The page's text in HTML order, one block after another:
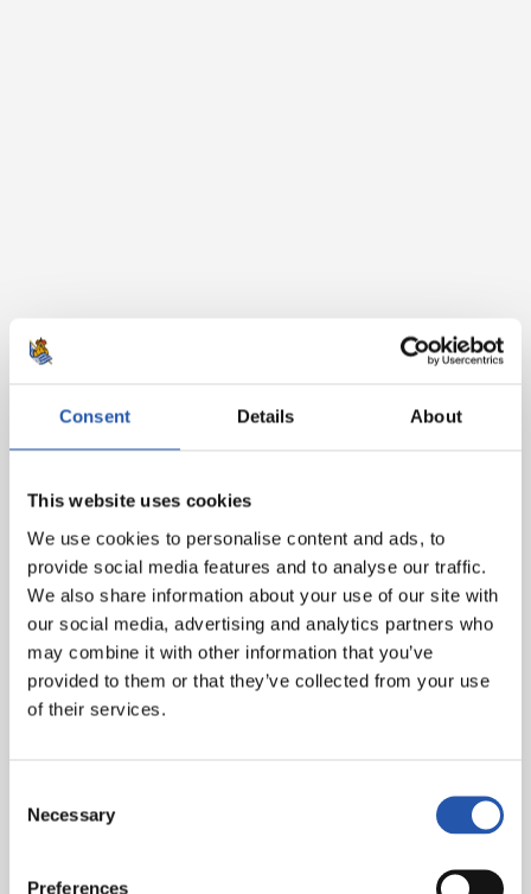
Consent Details About
This website uses cookies
We use cookies to personalise content and ads, to
provide social media features and to analyse our traffic.
We also share information about your use of our site with
our social media, advertising and analytics partners who
may combine it with other information that you’ve
provided to them or that they’ve collected from your use
of their services.
Selection
Necessary
Preferences